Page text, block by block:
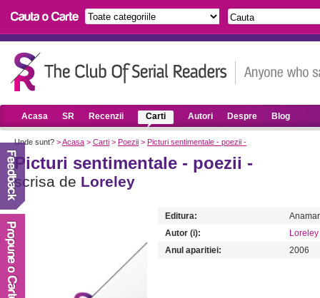
Acasa SR Recenzii Carti Autori Despre Blog
Unde sunt? >Acasa > Carti > Poezii > Picturi sentimentale - poezii -
Picturi sentimentale - poezii -
scrisa de Loreley
Editura:
Autor (i):
Loreley
Anul aparitiei:
2006